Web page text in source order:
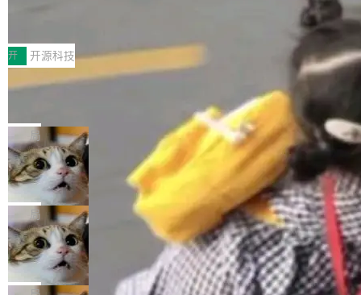
常维护操作，并完整支持 Iceberg V3 格式。
村国家自主创新示范区会议中心开幕。本届大会
由中关村智联软件服务业质量创新联盟主办，以
“智构可信·质创未来——AI原生时代的质量新范
式”为主题，直面AI从实验室走向规模化产业落地
的核心质量命题。会上，《2026智能研发生产力
工具选型手册》发布，Testin云测的Testin XAge
nt智能测试系统入选AI测试领域代表产品。对CI
O而言，这提示了一个转变：AI测试正在从效率
工具升级为企业的质量基础设施。 CIO面对的新
现实 过去两年，CIO们的焦虑清单上多了两项：
一是如何让大模型和智能体应用安全地从PoC走
向生产，二是如何让测试团队跟得上AI应用...
开 开源科技
让非法状态不可表示：一篇关于 ADT
有一种东西，一旦用过就回不去了。Alex Fedos
eev 管它叫"软件设计的基石"。 他说的东西不新
鲜——代数数据类型（ADT），尤其是和类型
（sum type）。但他说清楚了一件事：这不是类
型系统的学术体操，是日常编码的思维方式。 文
章从一个简单的例子切入。一个网站的深色主题
设置，如果用布尔值 + 可空字段来表示——bool
ean 表示是否可切换，nullable 的默认模式、浅
色方案、深色方案——会产生大量无意义的组
合。方案缺了、配置冲突了、全 null 了。要知道
局
Cloudflare 开源内部企业 AI 平台 Clou
dflare OS
Cloudflare 发布了一个开源项目 Cloudflare O
S。如果你只看官方博客，你会觉得这是又一
个"AI 知识库 + 聊天机器人"——每个大厂都在
做，没什么新鲜的。 但 Kenton Varda 在 Twitte
r 上把事情说清楚了： 今天我们发布了 Cloudfla
re OS，一个带连接器的聊天机器人，跟其他所
局
Deno 团队开源 Celld，可自托管的分
布式 Durable Objects
Ryan Dahl 领导的 Deno 团队推出了最新开源项
目 Celld，一个能在自己机器上运行 Cloudflare